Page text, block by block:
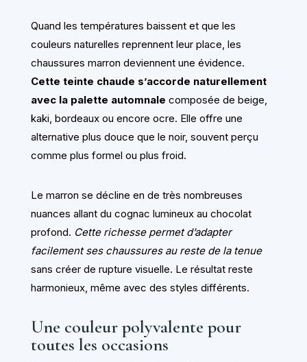
Quand les températures baissent et que les
couleurs naturelles reprennent leur place, les
chaussures marron deviennent une évidence.
Cette teinte chaude s’accorde naturellement
avec la palette automnale composée de beige,
kaki, bordeaux ou encore ocre. Elle offre une
alternative plus douce que le noir, souvent perçu
comme plus formel ou plus froid.
Le marron se décline en de très nombreuses
nuances allant du cognac lumineux au chocolat
profond. Cette richesse permet d’adapter
facilement ses chaussures au reste de la tenue
sans créer de rupture visuelle. Le résultat reste
harmonieux, même avec des styles différents.
Une couleur polyvalente pour
toutes les occasions